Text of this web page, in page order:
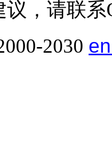
，请联系
2030